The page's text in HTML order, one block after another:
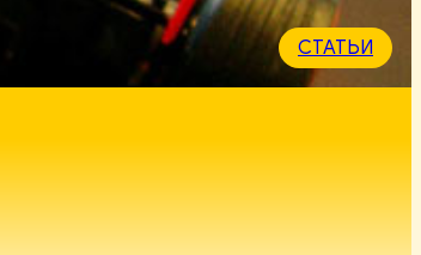
СТАТЬИ